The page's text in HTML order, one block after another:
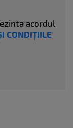
acordul
CONDIȚIILE